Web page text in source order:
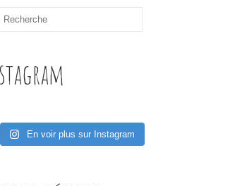
En voir plus sur Instagram